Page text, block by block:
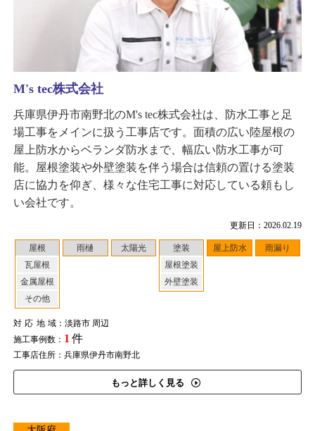
更新日：2026.02.19
屋根
瓦屋根
金属屋根
その他
雨樋 太陽光
塗装
屋根塗装
外壁塗装
屋上防水 雨漏り
対応地域：淡路市 周辺
施工事例数： 1 件
工事店住所：兵庫県伊丹市南野北
もっと詳しく見る
M's tec株式会社
兵庫県伊丹市南野北のM's tec株式会社は、防水工事と足
場工事をメインに扱う工事店です。面積の広い陸屋根の
屋上防水からベランダ防水まで、幅広い防水工事が可
能。屋根塗装や外壁塗装を伴う場合は信頼の置ける塗装
店に協力を仰ぎ、様々な住宅工事に対応している頼もし
い会社です。